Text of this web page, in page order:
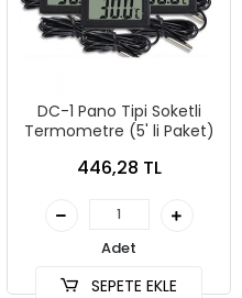
DC-1 Pano Tipi Soketli
Termometre (5' li Paket)
446,28 TL
Adet
SEPETE EKLE